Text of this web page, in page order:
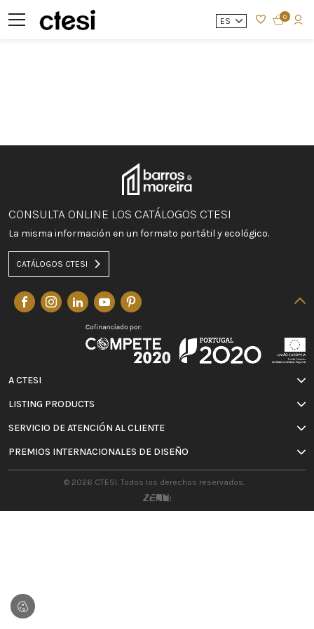
ES 0
CONSULTA ONLINE LOS CATÁLOGOS CTESI
La misma información en un formato portátil y ecológico.
CATÁLOGOS CTESI
A CTESI
LISTING PRODUCTS
SERVICIO DE ATENCIÓN AL CLIENTE
PREMIOS INTERNACIONALES DE DISEÑO
© 2026 CTESI. Todos los derechos reservados.